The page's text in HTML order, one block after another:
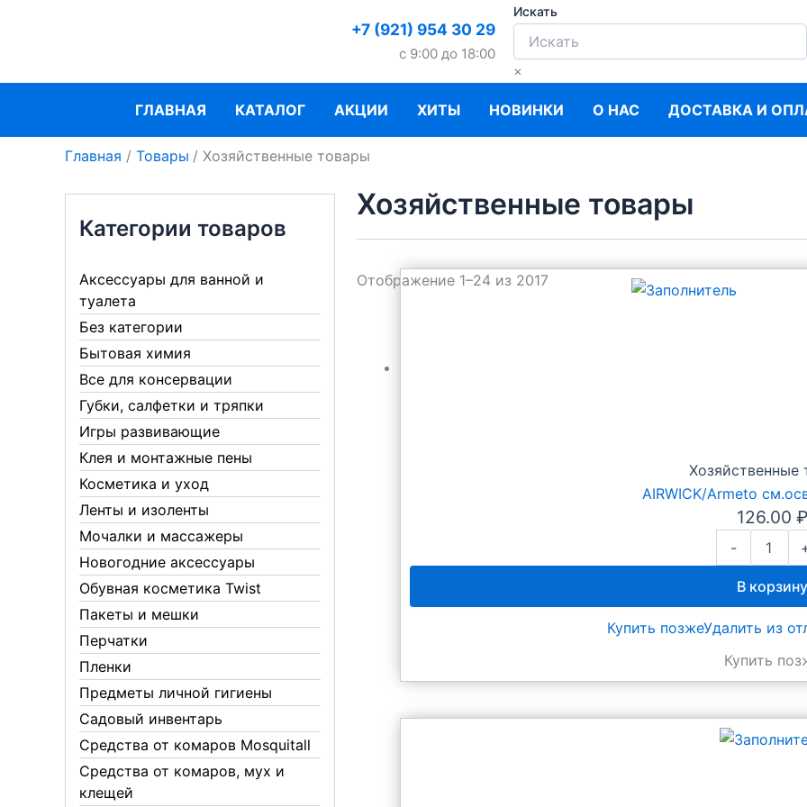
+7 (921) 954 30 29
c 9:00 до 18:00
Искать
×
ГЛАВНАЯ КАТАЛОГ АКЦИИ ХИТЫ НОВИНКИ О НАС ДОСТАВКА И
Главная Товары Хозяйственные товары
Категории товаров
Аксессуары для ванной и
туалета
Без категории
Бытовая химия
Все для консервации
Губки, салфетки и тряпки
Игры развивающие
Клея и монтажные пены
Косметика и уход
Ленты и изоленты
Мочалки и массажеры
Новогодние аксессуары
Обувная косметика Twist
Пакеты и мешки
Перчатки
Пленки
Предметы личной гигиены
Садовый инвентарь
Средства от комаров Mosquitall
Средства от комаров, мух и
клещей
Хозяйственные товары
Отображение 1–24 из 2017
Хозяйственные
AIRWICK/Armeto
126.00 ₽
-
Количество
см.осв.
АРОМА-
SPA
В корзину
Купить позжеУдалить из
Купить